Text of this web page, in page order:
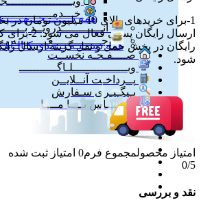
همه
انــــــــــــدرویــد
جــــــــــــــعـــــــبـه
همه دســتـه بــنـدی
صــــفـحـه نخســت
وبــــــــــــــــلـاگـــــــــــ
پــرداخـت آنــلایــن
پـیگـیـری سـفارش
تـــمـــاس بــــا مــــا
1-برای خریدهای بالای 10
ارسال رایگان
رایگان در بخش حمل و نقل گزینه ارسال
شود.
امتیاز محصولمجموع فرم0 امتیاز ثبت شده
0/5
نقد و بررسی